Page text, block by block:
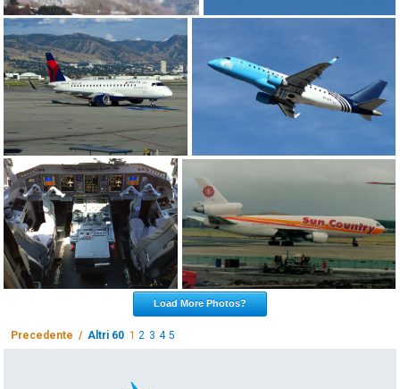
Load More Photos?
Precedente /Altri 60 12 3 4 5